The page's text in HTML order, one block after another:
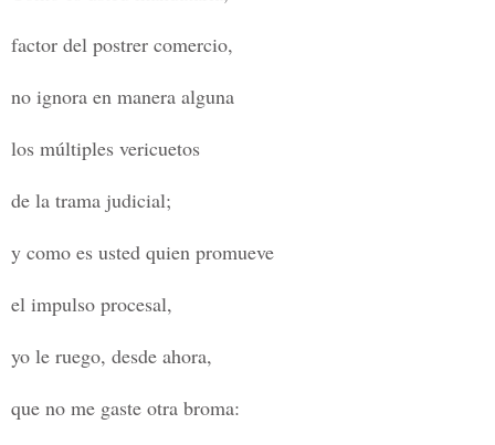
factor del postrer comercio,
no ignora en manera alguna
los múltiples vericuetos
de la trama judicial;
y como es usted quien promueve
el impulso procesal,
yo le ruego, desde ahora,
que no me gaste otra broma: